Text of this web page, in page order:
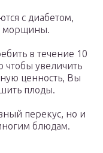
с диабетом,
морщины.
в течение 10
чтобы увеличить
ценность, Вы
плоды.
перекус, но и
блюдам.